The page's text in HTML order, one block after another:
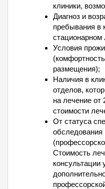
клиники,
Диагноз и
пребывания в
стационарном
Условия
размещения);
Наличия в
отделов,
на лечение от
стоимости
От статуса
обследования
Стоимость
консультации